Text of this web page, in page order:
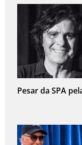
Pesar da SPA